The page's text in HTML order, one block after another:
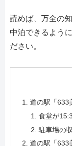
読めば、万全の
中泊できるよう
ださい。
道の駅「633
食堂が
駐車場の
道の駅「633